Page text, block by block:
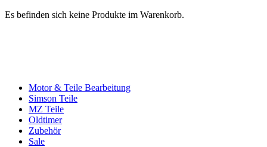
Es befinden sich keine Produkte im Warenkorb.
Motor & Teile Bearbeitung
Simson Teile
MZ Teile
Oldtimer
Zubehör
Sale